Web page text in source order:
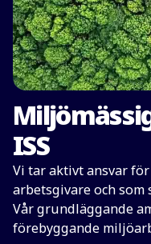
ISS
Vi tar aktivt ansvar
arbetsgivare och
Vår grundläggande
förebyggande